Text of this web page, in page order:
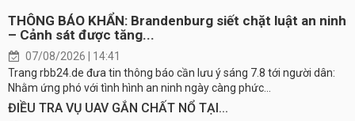
THÔNG BÁO KHẨN: Brandenburg siết chặt luật an ninh
– Cảnh sát được tăng...
07/08/2026 | 14:41
Trang rbb24.de đưa tin thông báo cần lưu ý sáng 7.8 tới người dân:
Nhằm ứng phó với tình hình an ninh ngày càng phức...
ĐIỀU TRA VỤ UAV GẮN CHẤT NỔ TẠI...